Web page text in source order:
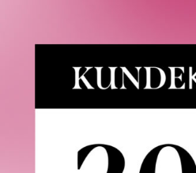
AMERICAN CREW
ML
360KR